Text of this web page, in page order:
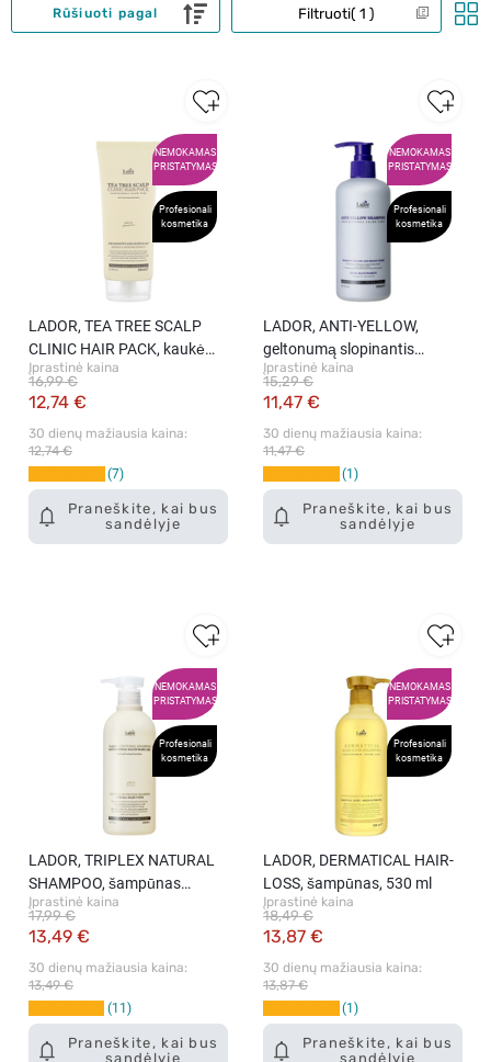
Filtruoti 1
Rūšiuoti pagal
NEMOKAMAS
PRISTATYMAS
Profesionali
kosmetika
Praneškite, kai bus
sandėlyje
LADOR, TEA TREE SCALP
CLINIC HAIR PACK, kaukė
galvos odai, 200 g
Įprastinė kaina
12,74 €
16,99 €
30 dienų mažiausia kaina:
12,74 €
7
NEMOKAMAS
PRISTATYMAS
Profesionali
kosmetika
Praneškite, kai bus
sandėlyje
LADOR, ANTI-YELLOW,
geltonumą slopinantis
šampūnas, 300 ml.
Įprastinė kaina
11,47 €
15,29 €
30 dienų mažiausia kaina:
11,47 €
1
NEMOKAMAS
PRISTATYMAS
Profesionali
kosmetika
Praneškite, kai bus
sandėlyje
LADOR, TRIPLEX NATURAL
SHAMPOO, šampūnas
plaukams, 530 ml
Įprastinė kaina
13,49 €
17,99 €
30 dienų mažiausia kaina:
13,49 €
11
NEMOKAMAS
PRISTATYMAS
Profesionali
kosmetika
Praneškite, kai bus
sandėlyje
LADOR, DERMATICAL HAIR-
LOSS, šampūnas, 530 ml
Įprastinė kaina
13,87 €
18,49 €
30 dienų mažiausia kaina:
13,87 €
1